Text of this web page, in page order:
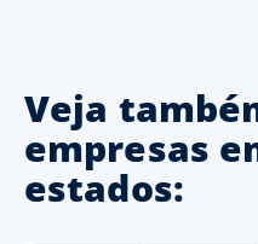
Veja
empresas
estados: